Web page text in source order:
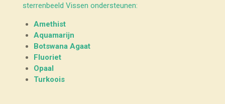
sterrenbeeld Vissen ondersteunen:
Amethist
Aquamarijn
Botswana Agaat
Fluoriet
Opaal
Turkoois